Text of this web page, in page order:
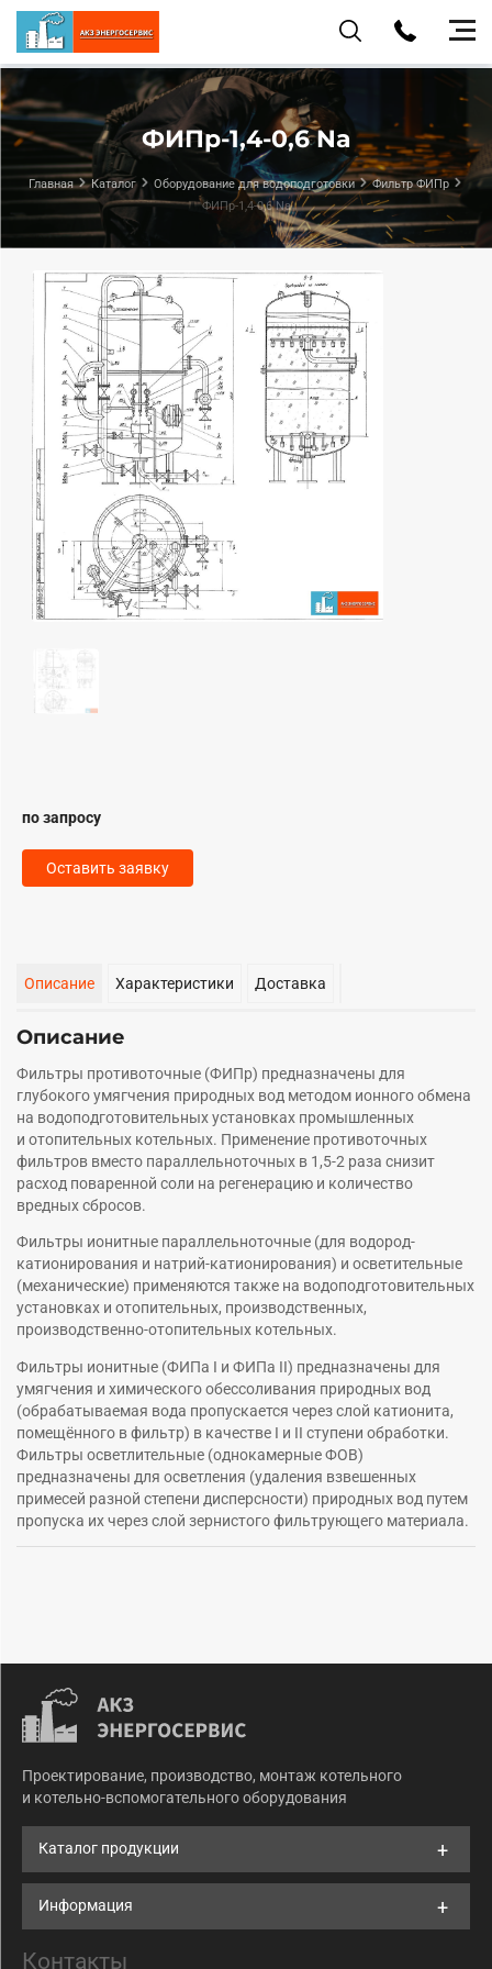
ФИПр-1,4-0,6 Na
Главная Каталог Оборудование для водоподготовки
Фильтр ФИПр
ФИПр-1,4-0,6 Na
по запросу
Оставить заявку
Описание Характеристики Доставка
Описание
⁠Фильтры противоточные (ФИПр) предназначены для
глубокого умягчения природных вод методом ионного обмена
на водоподготовительных установках промышленных
и отопительных котельных. Применение противоточных
фильтров вместо параллельноточных в 1,5-2 раза снизит
расход поваренной соли на регенерацию и количество
вредных сбросов.
Фильтры ионитные параллельноточные (для водород-
катионирования и натрий-катионирования) и осветительные
(механические) применяются также на водоподготовительных
установках и отопительных, производственных,
производственно-отопительных котельных.
Фильтры ионитные (ФИПа I и ФИПа II) предназначены для
умягчения и химического обессоливания природных вод
(обрабатываемая вода пропускается через слой катионита,
помещённого в фильтр) в качестве I и II ступени обработки.
Фильтры осветлительные (однокамерные ФОВ)
предназначены для осветления (удаления взвешенных
примесей разной степени дисперсности) природных вод путем
пропуска их через слой зернистого фильтрующего материала.
Проектирование, производство, монтаж котельного
и котельно-вспомогательного оборудования
Каталог продукции
Информация
Контакты